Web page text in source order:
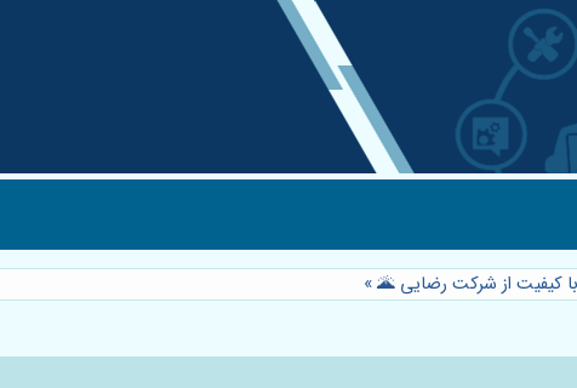
کیفیت از شرکت رضایی 🌋»